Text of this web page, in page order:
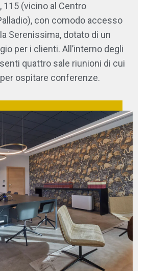
115 (vicino al Centro
con comodo accesso
Serenissima, dotato di un
per i clienti. All’interno degli
quattro sale riunioni di cui
ospitare conferenze.